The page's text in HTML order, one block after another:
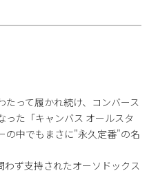
たって履かれ続け、コンバース
った「キャンバス オールスタ
の中でもまさに"永久定番"の名
わず支持されたオーソドックス